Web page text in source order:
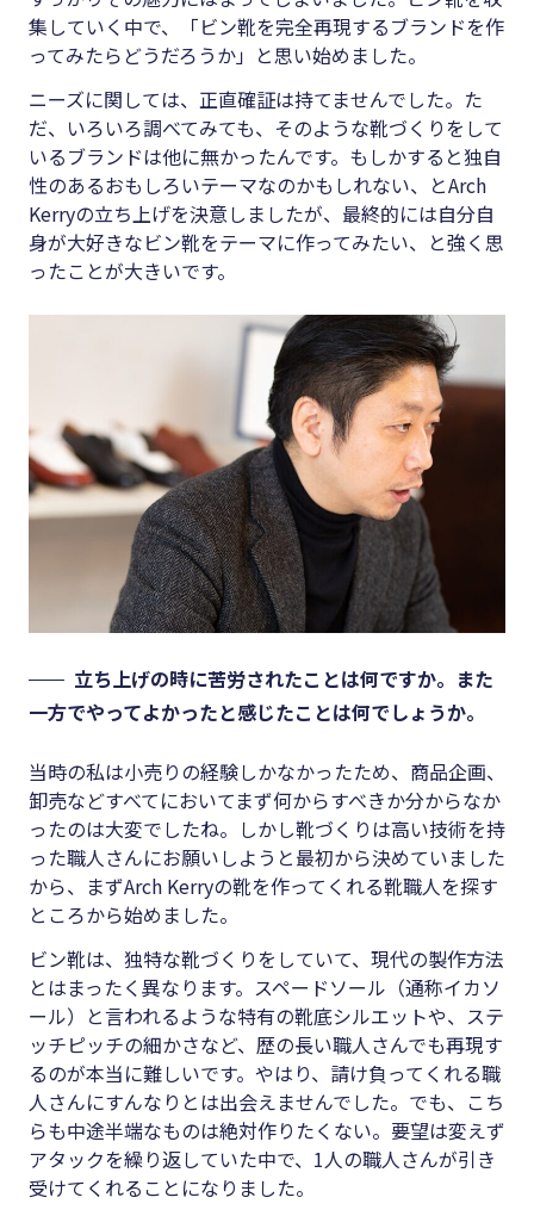
集していく中で、「ビン靴を完全再現するブランドを作
ってみたらどうだろうか」と思い始めました。
ニーズに関しては、正直確証は持てませんでした。た
だ、いろいろ調べてみても、そのような靴づくりをして
いるブランドは他に無かったんです。もしかすると独自
性のあるおもしろいテーマなのかもしれない、とArch
Kerryの立ち上げを決意しましたが、最終的には自分自
身が大好きなビン靴をテーマに作ってみたい、と強く思
ったことが大きいです。
立ち上げの時に苦労されたことは何ですか。また
一方でやってよかったと感じたことは何でしょうか。
当時の私は小売りの経験しかなかったため、商品企画、
卸売などすべてにおいてまず何からすべきか分からなか
ったのは大変でしたね。しかし靴づくりは高い技術を持
った職人さんにお願いしようと最初から決めていました
から、まずArch Kerryの靴を作ってくれる靴職人を探す
ところから始めました。
ビン靴は、独特な靴づくりをしていて、現代の製作方法
とはまったく異なります。スペードソール（通称イカソ
ール）と言われるような特有の靴底シルエットや、ステ
ッチピッチの細かさなど、歴の長い職人さんでも再現す
るのが本当に難しいです。やはり、請け負ってくれる職
人さんにすんなりとは出会えませんでした。でも、こち
らも中途半端なものは絶対作りたくない。要望は変えず
アタックを繰り返していた中で、1人の職人さんが引き
受けてくれることになりました。